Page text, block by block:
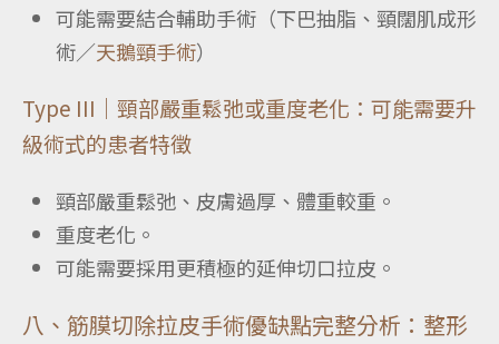
可能需要結合輔助手術（下巴抽脂、頸闊肌成形
術／天鵝頸手術）
Type III｜頸部嚴重鬆弛或重度老化：可能需要升
級術式的患者特徵
頸部嚴重鬆弛、皮膚過厚、體重較重。
重度老化。
可能需要採用更積極的延伸切口拉皮。
八、筋膜切除拉皮手術優缺點完整分析：整形